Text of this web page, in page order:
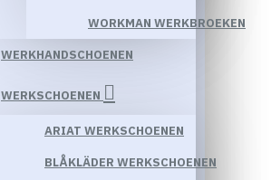
WORKMAN WERKBROEKEN
WERKHANDSCHOENEN
WERKSCHOENEN
ARIAT WERKSCHOENEN
BLÅKLÄDER WERKSCHOENEN